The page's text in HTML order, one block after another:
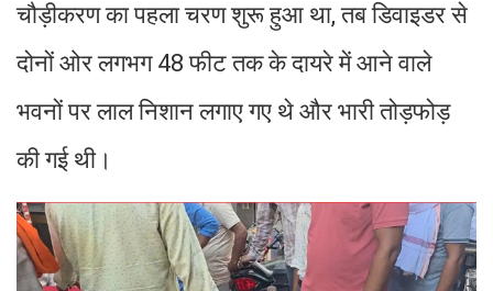
चौड़ीकरण का पहला चरण शुरू हुआ था, तब डिवाइडर से
दोनों ओर लगभग 48 फीट तक के दायरे में आने वाले
भवनों पर लाल निशान लगाए गए थे और भारी तोड़फोड़
की गई थी।